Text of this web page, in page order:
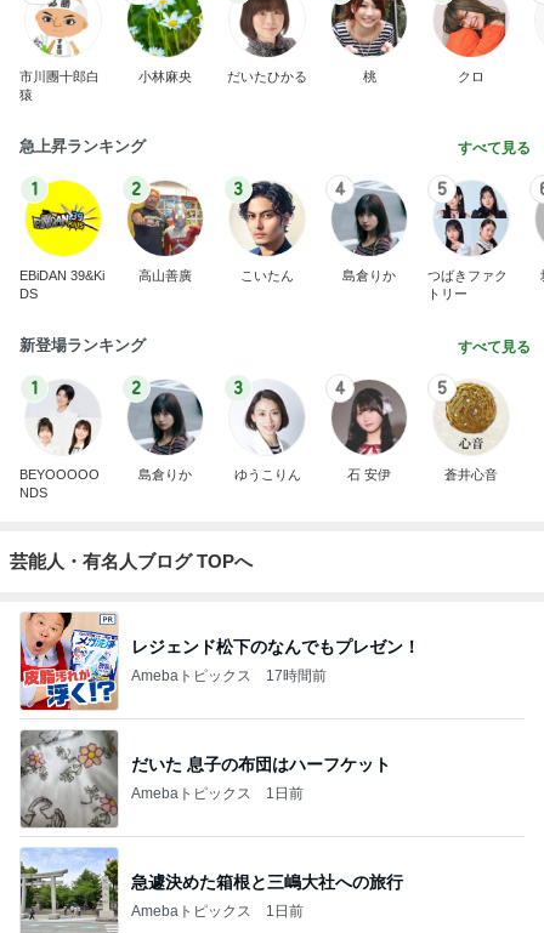
市川團十郎白
猿
小林麻央 だいたひかる 桃 クロ
急上昇ランキング すべて見る
1
EBiDAN 39&Ki
DS
2
高山善廣
3
こいたん
4
島倉りか
5
つばきファク
トリー
新登場ランキング すべて見る
1
BEYOOOOO
NDS
2
島倉りか
3
ゆうこりん
4
石 安伊
5
蒼井心音
芸能人・有名人ブログ TOPへ
レジェンド松下のなんでもプレゼン！
Amebaトピックス 17時間前
だいた 息子の布団はハーフケット
Amebaトピックス 1日前
急遽決めた箱根と三嶋大社への旅行
Amebaトピックス 1日前